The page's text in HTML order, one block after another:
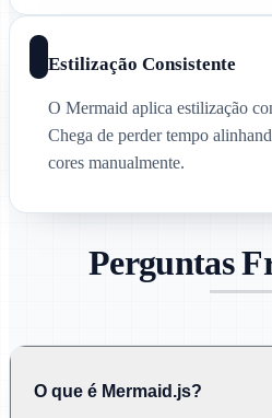
Estilização Consistente
O Mermaid aplica estilização
Chega de perder tempo
cores manualmente.
Perguntas
O que é Mermaid.js?